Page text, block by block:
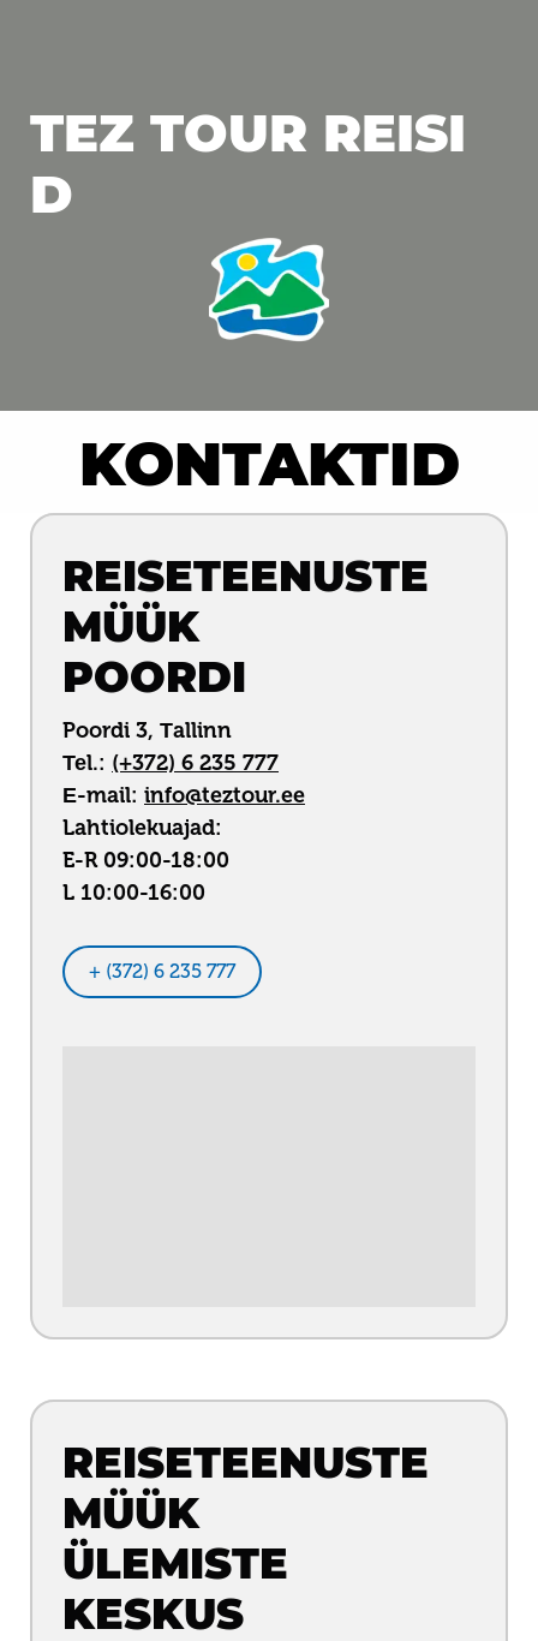
TEZ TOUR REISI
D
KONTAKTID
REISETEENUSTE
MÜÜK
POORDI
Poordi 3, Тallinn
Теl.: (+372) 6 235 777
Е-mail: info@teztour.ee
Lahtiolekuajad:
E-R 09:00-18:00
L 10:00-16:00
+ (372) 6 235 777
REISETEENUSTE
MÜÜK
ÜLEMISTE
KESKUS